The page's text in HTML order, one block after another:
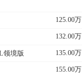
125.00万
132.00万
领境版 135.00万
155.00万